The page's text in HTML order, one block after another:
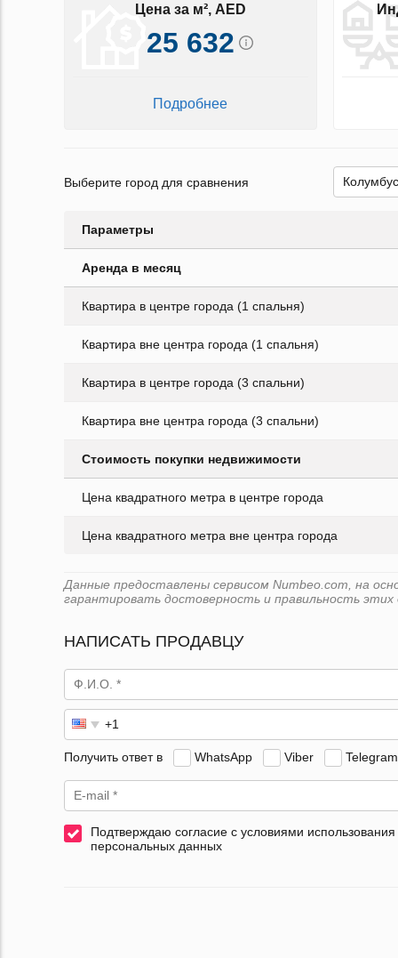
Цена за м², AED
25 632
Подробнее
Выберите город для сравнения
Параметры
Аренда в месяц
Квартира в центре города (1 спальня)
Квартира вне центра города (1 спальня)
Квартира в центре города (3 спальни)
Квартира вне центра города (3 спальни)
Стоимость покупки недвижимости
Цена квадратного метра в центре города
Цена квадратного метра вне центра города
Данные предоставлены сервисом Numbeo.com, на
гарантировать достоверность и правильность этих
НАПИСАТЬ ПРОДАВЦУ
Получить ответ в WhatsApp Viber Telegram
Подтверждаю согласие с условиями использования
персональных данных